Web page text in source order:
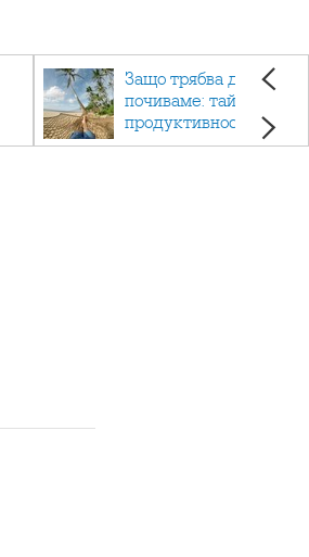
Защо трябва да си
почиваме: тайната на
продуктивността,
здравето и добрия